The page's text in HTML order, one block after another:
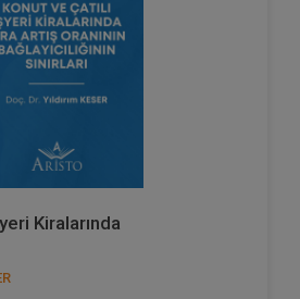
Kiralarında